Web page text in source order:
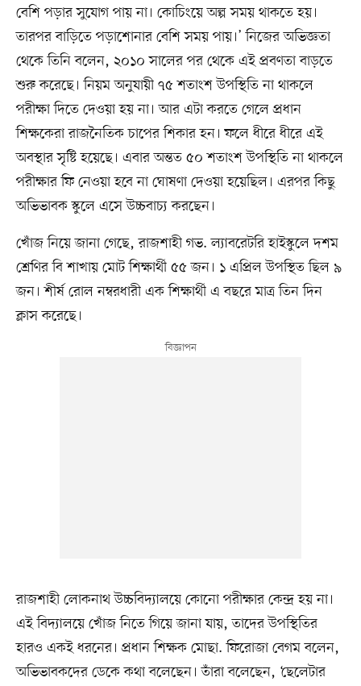
বেশি পড়ার সুযোগ পায় না। কোচিংয়ে অল্প সময় থাকতে হয়।
তারপর বাড়িতে পড়াশোনার বেশি সময় পায়।’ নিজের অভিজ্ঞতা
থেকে তিনি বলেন, ২০১০ সালের পর থেকে এই প্রবণতা বাড়তে
শুরু করেছে। নিয়ম অনুযায়ী ৭৫ শতাংশ উপস্থিতি না থাকলে
পরীক্ষা দিতে দেওয়া হয় না। আর এটা করতে গেলে প্রধান
শিক্ষকেরা রাজনৈতিক চাপের শিকার হন। ফলে ধীরে ধীরে এই
অবস্থার সৃষ্টি হয়েছে। এবার অন্তত ৫০ শতাংশ উপস্থিতি না থাকলে
পরীক্ষার ফি নেওয়া হবে না ঘোষণা দেওয়া হয়েছিল। এরপর কিছু
অভিভাবক স্কুলে এসে উচ্চবাচ্য করছেন।
খোঁজ নিয়ে জানা গেছে, রাজশাহী গভ. ল্যাবরেটরি হাইস্কুলে দশম
শ্রেণির বি শাখায় মোট শিক্ষার্থী ৫৫ জন। ১ এপ্রিল উপস্থিত ছিল ৯
জন। শীর্ষ রোল নম্বরধারী এক শিক্ষার্থী এ বছরে মাত্র তিন দিন
ক্লাস করেছে।
রাজশাহী লোকনাথ উচ্চবিদ্যালয়ে কোনো পরীক্ষার কেন্দ্র হয় না।
এই বিদ্যালয়ে খোঁজ নিতে গিয়ে জানা যায়, তাদের উপস্থিতির
হারও একই ধরনের। প্রধান শিক্ষক মোছা. ফিরোজা বেগম বলেন,
অভিভাবকদের ডেকে কথা বলেছেন। তাঁরা বলেছেন, ‘ছেলেটার